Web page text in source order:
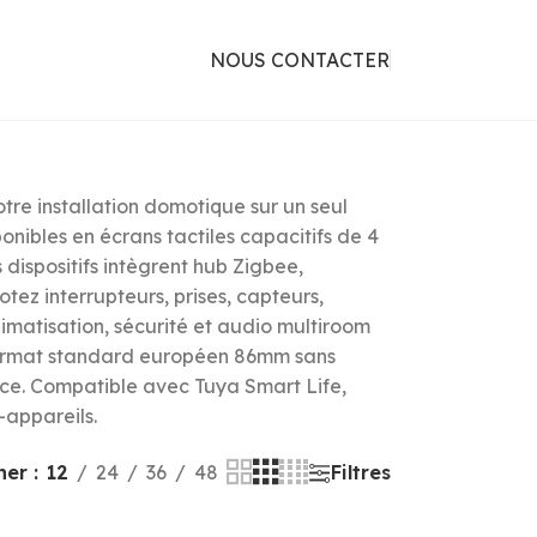
NOUS CONTACTER
installation domotique sur un seul
en écrans tactiles capacitifs de 4
intègrent hub Zigbee,
interrupteurs, prises, capteurs,
sécurité et audio multiroom
standard européen 86mm sans
Compatible avec Tuya Smart Life,
appareils.
12 24 36 48 Filtres